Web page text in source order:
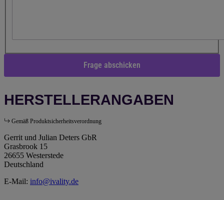
Frage abschicken
HERSTELLERANGABEN
Gemäß Produktsicherheitsverordnung
Gerrit und Julian Deters GbR
Grasbrook 15
26655 Westerstede
Deutschland
E-Mail: info@ivality.de